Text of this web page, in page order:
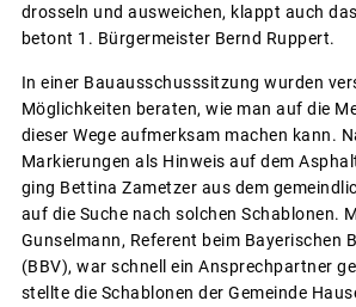
drosseln und ausweichen, klappt auch
betont 1. Bürgermeister Bernd Ruppert.
In einer Bauausschusssitzung wurden
Möglichkeiten beraten, wie man auf die
dieser Wege aufmerksam machen kann.
Markierungen als Hinweis auf dem
ging Bettina Zametzer aus dem
auf die Suche nach solchen Schablonen.
Gunselmann, Referent beim Bayerischen
(BBV), war schnell ein Ansprechpartner
stellte die Schablonen der Gemeinde